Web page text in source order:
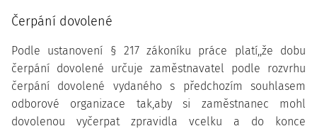
Čerpání dovolené
Podle ustanovení § 217 zákoníku práce platí,,že dobu
čerpání dovolené určuje zaměstnavatel podle rozvrhu
čerpání dovolené vydaného s předchozím souhlasem
odborové organizace tak,aby si zaměstnanec mohl
dovolenou vyčerpat zpravidla vcelku a do konce